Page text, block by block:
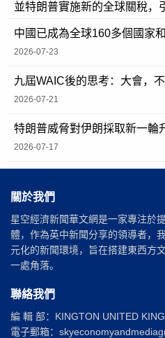
並特朗普實施新的全球關稅，
中國已成為全球160多個國家
2026-07-23
九屆WAIC後的思考：大會，
2026-07-21
特朗普威脅對伊朗採取新一輪
2026-07-17
關於我們
星空經濟新聞華文網是一家專注於
體，作為英中新聞分享的領導者，
元化的新聞環境，旨在搭建東西方
一處角落。
聯絡我們
編 輯 部：KINGTON UNITED
電子郵箱：